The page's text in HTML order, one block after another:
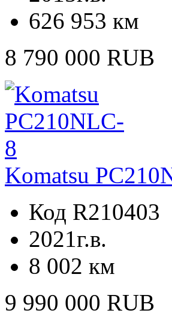
626 953 км
8 790 000 RUB
Komatsu
Код R210403
2021г.в.
8 002 км
9 990 000 RUB